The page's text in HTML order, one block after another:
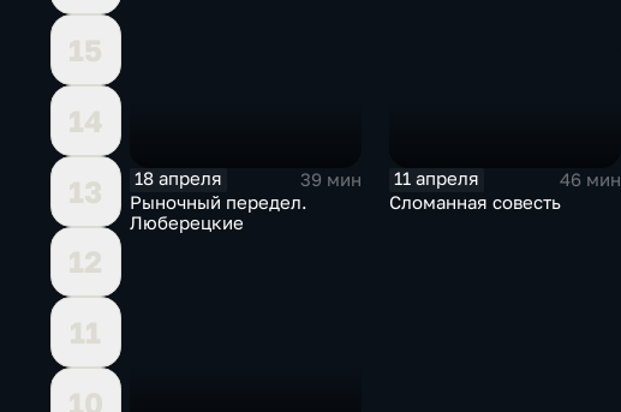
15
14
13
12
11
10
18 апреля
39 мин
Рыночный передел.
Люберецкие
11 апреля
46 мин
Сломанная совесть